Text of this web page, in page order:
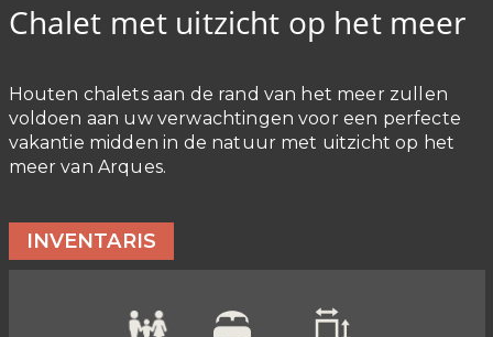
Chalet met uitzicht op het meer
Houten chalets aan de rand van het meer zullen
voldoen aan uw verwachtingen voor een perfecte
vakantie midden in de natuur met uitzicht op het
meer van Arques.
INVENTARIS